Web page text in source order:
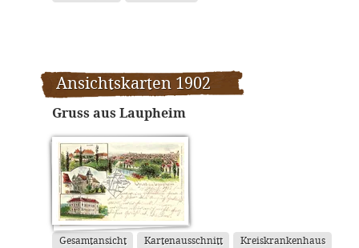
Ansichtskarten 1902
Gruss aus Laupheim
Gesamtansicht Kartenausschnitt Kreiskrankenhaus